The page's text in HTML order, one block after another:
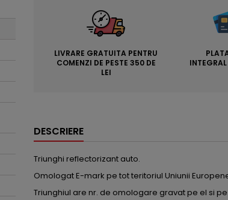
LIVRARE GRATUITA PENTRU
COMENZI DE PESTE 350 DE
LEI
DESCRIERE
Triunghi reflectorizant auto.
Omologat E-mark pe tot teritoriul Uniunii
Triunghiul are nr. de omologare gravat pe el si pe